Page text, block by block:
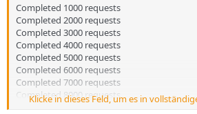
Completed 1000 requests
Completed 2000 requests
Completed 3000 requests
Completed 4000 requests
Completed 5000 requests
Completed 6000 requests
Completed 7000 requests
Completed 8000 requests
apr_socket_recv: Connection timed out (110)
Klicke in dieses Feld, um es in